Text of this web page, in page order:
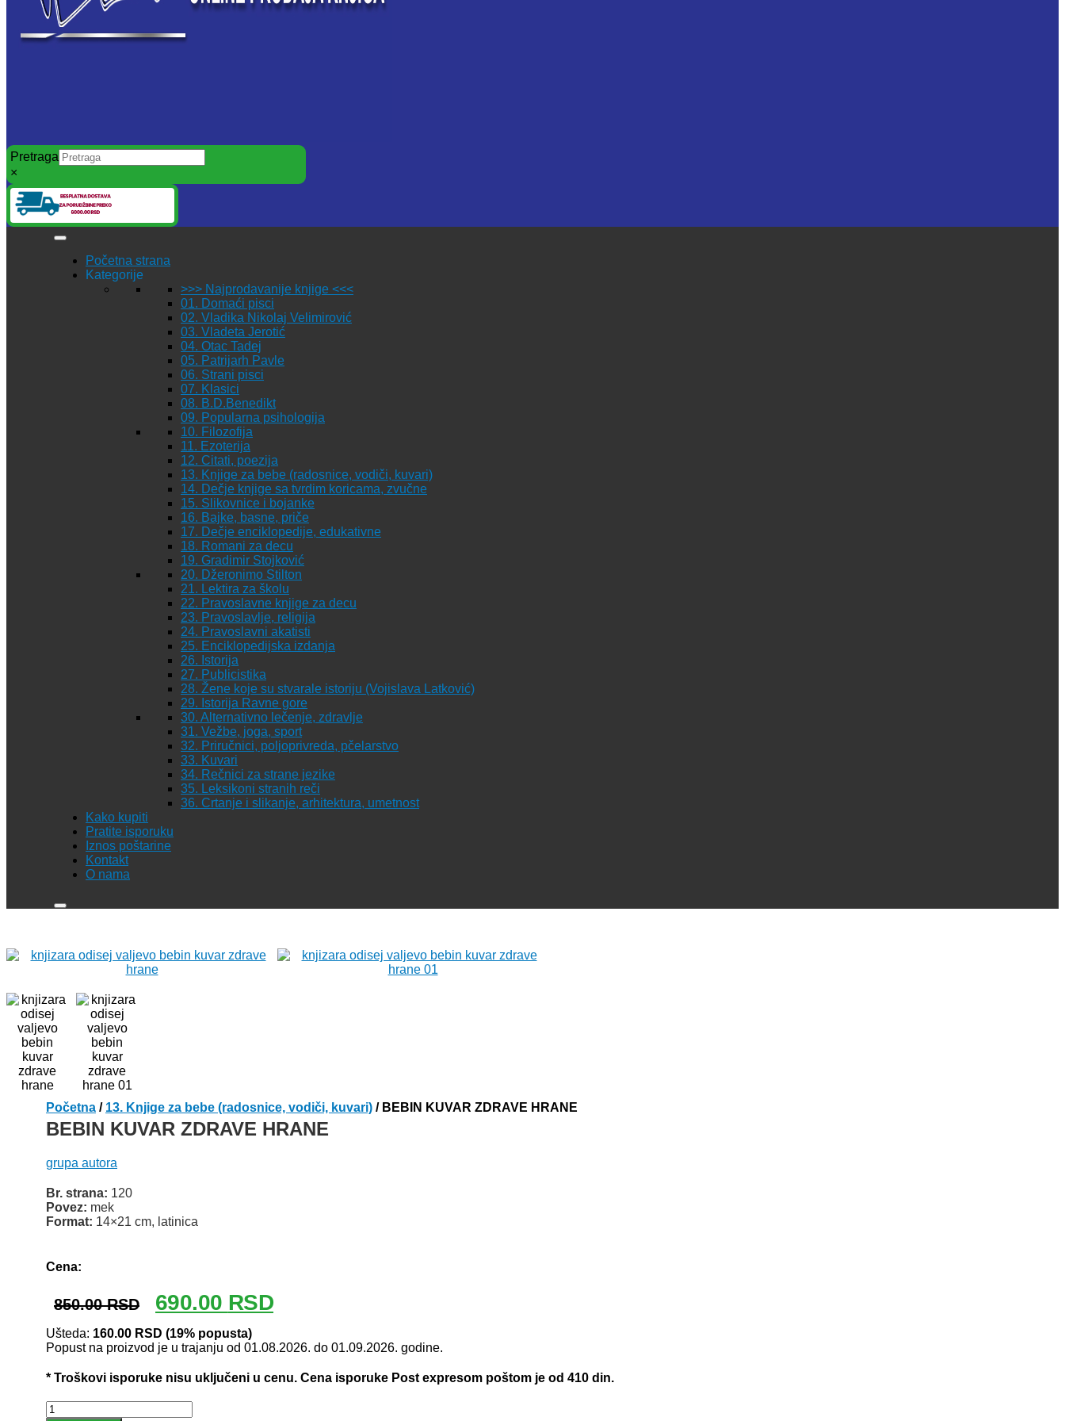
Pretraga
×
Početna strana
Kategorije
>>> Najprodavanije knjige <<<
01. Domaći pisci
02. Vladika Nikolaj Velimirović
03. Vladeta Jerotić
04. Otac Tadej
05. Patrijarh Pavle
06. Strani pisci
07. Klasici
08. B.D.Benedikt
09. Popularna psihologija
10. Filozofija
11. Ezoterija
12. Citati, poezija
13. Knjige za bebe (radosnice, vodiči, kuvari)
14. Dečje knjige sa tvrdim koricama, zvučne
15. Slikovnice i bojanke
16. Bajke, basne, priče
17. Dečje enciklopedije, edukativne
18. Romani za decu
19. Gradimir Stojković
20. Džeronimo Stilton
21. Lektira za školu
22. Pravoslavne knjige za decu
23. Pravoslavlje, religija
24. Pravoslavni akatisti
25. Enciklopedijska izdanja
26. Istorija
27. Publicistika
28. Žene koje su stvarale istoriju (Vojislava Latković)
29. Istorija Ravne gore
30. Alternativno lečenje, zdravlje
31. Vežbe, joga, sport
32. Priručnici, poljoprivreda, pčelarstvo
33. Kuvari
34. Rečnici za strane jezike
35. Leksikoni stranih reči
36. Crtanje i slikanje, arhitektura, umetnost
Kako kupiti
Pratite isporuku
Iznos poštarine
Kontakt
O nama
Početna / 13. Knjige za bebe (radosnice, vodiči, kuvari) / BEBIN KUVAR ZDRAVE HRANE
BEBIN KUVAR ZDRAVE HRANE
grupa autora
Br. strana: 120
Povez: mek
Format: 14×21 cm, latinica
Cena:
850.00RSD
Originalna
cena
je
bila:
850.00 RSD.
690.00 RSDTrenutna
cena
690.00 RSD.
Ušteda: 160.00 RSD (19% popusta)
Popust na proizvod je u trajanju od 01.08.2026. do 01.09.2026. godine.
* Troškovi isporuke nisu uključeni u cenu. Cena isporuke Post expresom poštom je od 410 din.
BEBIN